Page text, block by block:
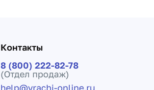
Контакты
8 (800) 222-82-78
(Отдел продаж)
help@vrachi-online.ru